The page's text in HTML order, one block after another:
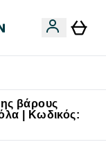
βάρους
| Κωδικός: